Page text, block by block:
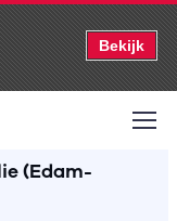
Bekijk
(Edam-